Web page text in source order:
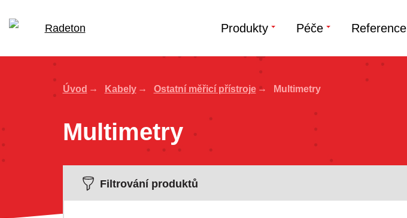
Produkty Péče Reference
Úvod Kabely Ostatní měřicí přístroje Multimetry
Multimetry
Filtrování produktů